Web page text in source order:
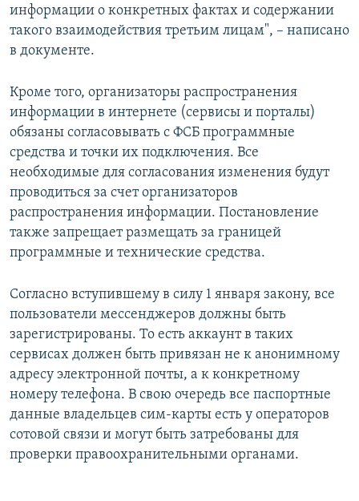
информации о конкретных фактах и содержании
такого взаимодействия третьим лицам", – написано
в документе.
Кроме того, организаторы распространения
информации в интернете (сервисы и порталы)
обязаны согласовывать с ФСБ программные
средства и точки их подключения. Все
необходимые для согласования изменения будут
проводиться за счет организаторов
распространения информации. Постановление
также запрещает размещать за границей
программные и технические средства.
Согласно вступившему в силу 1 января закону, все
пользователи мессенджеров должны быть
зарегистрированы. То есть аккаунт в таких
сервисах должен быть привязан не к анонимному
адресу электронной почты, а к конкретному
номеру телефона. В свою очередь все паспортные
данные владельцев сим-карты есть у операторов
сотовой связи и могут быть затребованы для
проверки правоохранительными органами.